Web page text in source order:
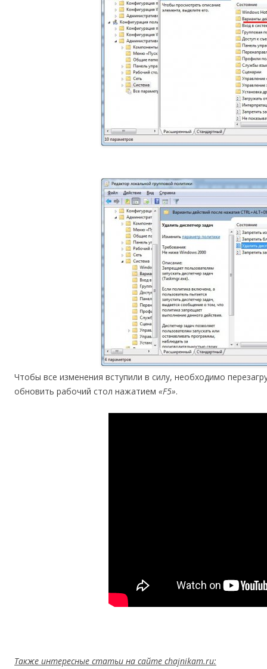
Чтобы все изменения вступили в силу, необходимо
обновить рабочий стол нажатием «F5».
Также интересные статьи на сайте chajnikam.ru: